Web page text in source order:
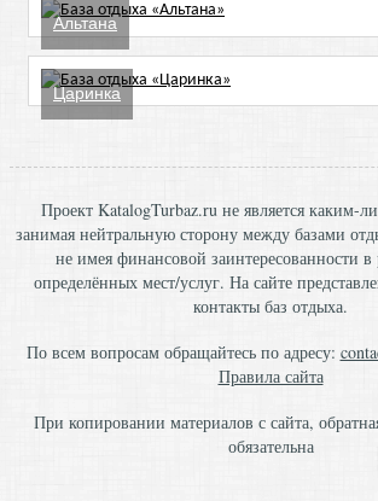
Альтана
Царинка
Проект KatalogTurbaz.ru не является каким-
занимая нейтральную сторону между базами
не имея финансовой заинтересованности в
определённых мест/услуг. На сайте
контакты баз отдыха.
По всем вопросам обращайтесь по адресу:
Правила сайта
При копировании материалов с сайта,
обязательна